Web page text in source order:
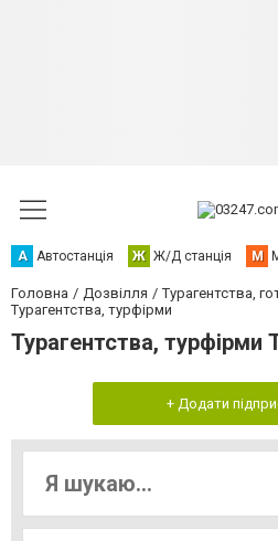
А Автостанція Ж Ж/Д станція М
Головна Дозвілля
Турагентства,
Турагентства, турфірми
Турагентства, турфірми
+ Додати